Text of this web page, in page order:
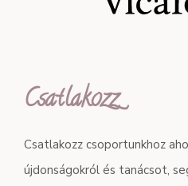
Csatlakozz
Csatlakozz csoportunkhoz
újdonságokról és tanácsot,